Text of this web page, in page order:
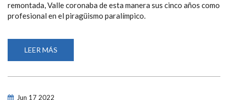
remontada, Valle coronaba de esta manera sus cinco años como
profesional en el piragüismo paralímpico.
LEER MÁS
DEL
Jun 17 2022